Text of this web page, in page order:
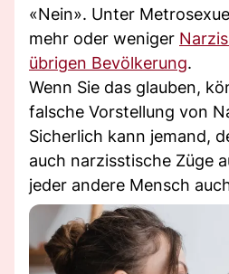
«Nein». Unter
mehr oder weniger
übrigen Bevölkerung.
Wenn Sie das glauben,
falsche Vorstellung von
Sicherlich kann jemand,
auch narzisstische Züge
jeder andere Mensch